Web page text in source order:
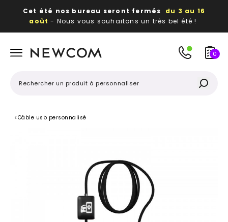
Cet été nos bureau seront fermés du 3 au 16
août - Nous vous souhaitons un très bel été !
publicitaires
0
< Câble usb personnalisé